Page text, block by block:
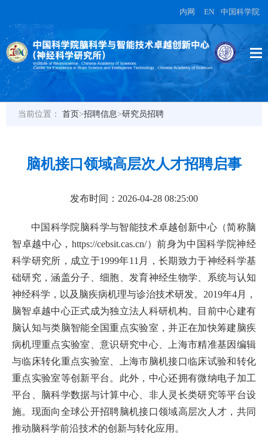
内网 EN 中国科学院
当前位置： 首页>招聘信息>研究员招聘
脑机接口领域高层次人才招聘启事
发布时间：2026-04-28 08:25:00
中国科学院脑科学与智能技术卓越创新中心（简称脑
智卓越中心，https://cebsit.cas.cn/）前身为中国科学院神经
科学研究所，成立于1999年11月，长期致力于神经科学基
础研究，涵盖分子、细胞、发育神经生物学、系统与认知
神经科学，以及脑疾病机理与诊治技术研发。2019年4月，
脑智卓越中心正式成为独立法人科研机构。目前中心建有
脑认知与类脑智能全国重点实验室，并正在加快筹建脑疾
病机理重点实验室、意识研究中心、上海市精准基因编辑
与临床转化重点实验室、上海市脑机接口临床试验和转化
重点实验室等创新平台。此外，中心还拥有微纳电子加工
平台、脑科学数据与计算中心、非人灵长类研究等平台设
施。现面向全球公开招聘脑机接口领域高层次人才，共同
推动脑科学前沿技术的创新与转化应用。